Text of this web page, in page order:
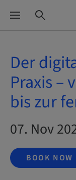
Der
Praxis –
bis zur
07. Nov
BOOK NOW